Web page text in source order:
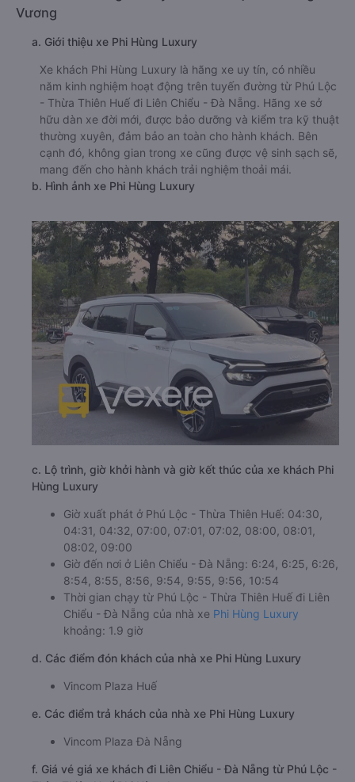
Vương
a. Giới thiệu xe Phi Hùng Luxury
Xe khách Phi Hùng Luxury là hãng xe uy tín, có nhiều
năm kinh nghiệm hoạt động trên tuyến đường từ Phú Lộc
- Thừa Thiên Huế đi Liên Chiểu - Đà Nẵng. Hãng xe sở
hữu dàn xe đời mới, được bảo dưỡng và kiểm tra kỹ thuật
thường xuyên, đảm bảo an toàn cho hành khách. Bên
cạnh đó, không gian trong xe cũng được vệ sinh sạch sẽ,
mang đến cho hành khách trải nghiệm thoải mái.
b. Hình ảnh xe Phi Hùng Luxury
c. Lộ trình, giờ khởi hành và giờ kết thúc của xe khách Phi
Hùng Luxury
Giờ xuất phát ở Phú Lộc - Thừa Thiên Huế: 04:30,
04:31, 04:32, 07:00, 07:01, 07:02, 08:00, 08:01,
08:02, 09:00
Giờ đến nơi ở Liên Chiểu - Đà Nẵng: 6:24, 6:25, 6:26,
8:54, 8:55, 8:56, 9:54, 9:55, 9:56, 10:54
Thời gian chạy từ Phú Lộc - Thừa Thiên Huế đi Liên
Chiểu - Đà Nẵng của nhà xe Phi Hùng Luxury
khoảng: 1.9 giờ
d. Các điểm đón khách của nhà xe Phi Hùng Luxury
Vincom Plaza Huế
e. Các điểm trả khách của nhà xe Phi Hùng Luxury
Vincom Plaza Đà Nẵng
f. Giá vé giá xe khách đi Liên Chiểu - Đà Nẵng từ Phú Lộc -